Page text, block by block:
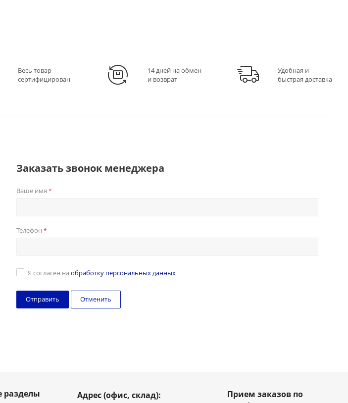
Весь товар
сертифицирован
14 дней на обмен
и возврат
Удобная и
быстрая доставка
Заказать звонок менеджера
Ваше имя *
Телефон *
Я согласен на обработку персональных данных
Отменить
разделы Адрес (офис, склад):
Прием заказов по